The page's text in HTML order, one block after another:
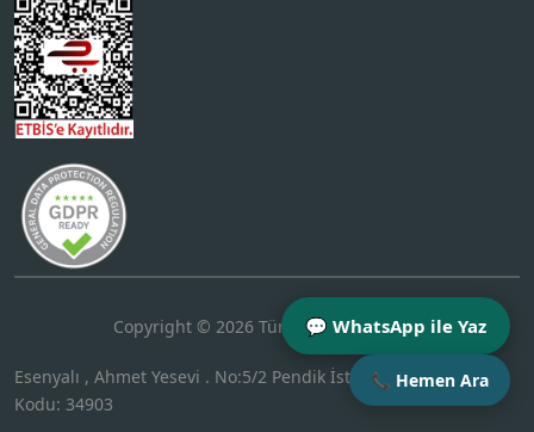
💬 WhatsApp ile Yaz
📞 Hemen Ara
Copyright © 2026 Tüm Hakları Saklıdır.
Esenyalı , Ahmet Yesevi . No:5/2 Pendik İstanbul Türkiye Posta
Kodu: 34903